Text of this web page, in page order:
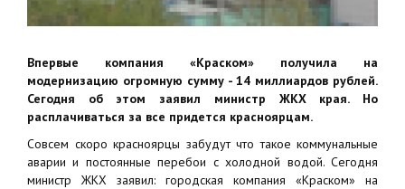
Впервые компания «Краском» получила на
модернизацию огромную сумму - 14 миллиардов рублей.
Сегодня об этом заявил министр ЖКХ края. Но
расплачиваться за все придется красноярцам.
Совсем скоро красноярцы забудут что такое коммунальные
аварии и постоянные перебои с холодной водой. Сегодня
министр ЖКХ заявил: городская компания «Краском» на